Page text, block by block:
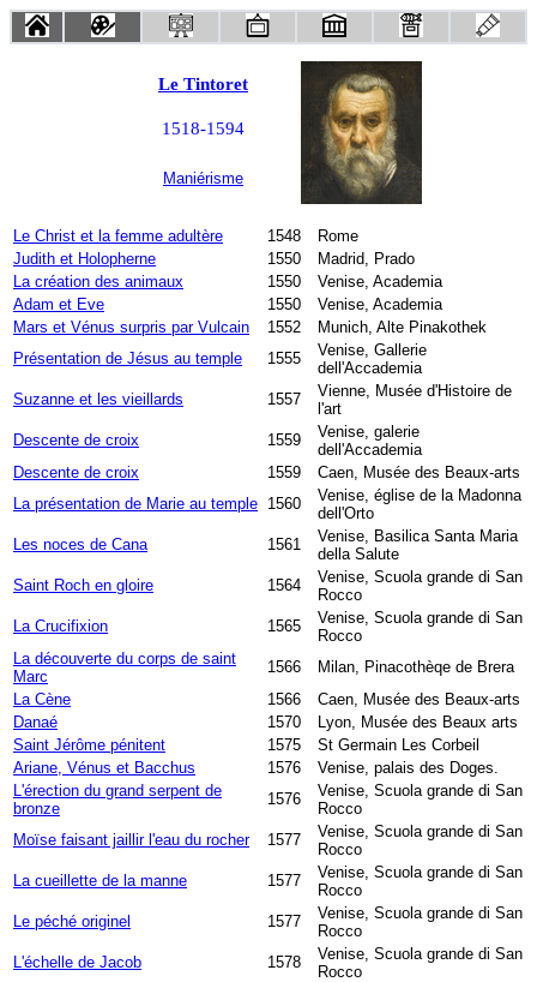
Le Tintoret
1518-1594
Maniérisme
Le Christ et la femme adultère 1548
Rome
Judith et Holopherne
1550
Madrid, Prado
La création des animaux
1550
Venise, Academia
Adam et Eve
1550
Venise, Academia
Mars et Vénus surpris par Vulcain
1552
Munich, Alte Pinakothek
Présentation de Jésus au temple
1555
Venise, Gallerie
dell'Accademia
Suzanne et les vieillards
1557
Vienne, Musée d'Histoire de
l'art
Descente de croix
1559
Venise, galerie
dell'Accademia
Descente de croix
1559
Caen, Musée des Beaux-arts
La présentation de Marie au temple 1560
Venise, église de la Madonna
dell'Orto
Les noces de Cana
1561
Venise, Basilica Santa Maria
della Salute
Saint Roch en gloire
1564
Venise, Scuola grande di San
Rocco
La Crucifixion
1565
Venise, Scuola grande di San
Rocco
La découverte du corps de saint
Marc
1566
Milan, Pinacothèqe de Brera
La Cène
1566
Caen, Musée des Beaux-arts
Danaé
1570
Lyon, Musée des Beaux arts
Saint Jérôme pénitent
1575
St Germain Les Corbeil
Ariane, Vénus et Bacchus
1576
Venise, palais des Doges.
L'érection du grand serpent de
bronze
1576
Venise, Scuola grande di San
Rocco
Moïse faisant jaillir l'eau du rocher
1577
Venise, Scuola grande di San
Rocco
La cueillette de la manne
1577
Venise, Scuola grande di San
Rocco
Le péché originel
1577
Venise, Scuola grande di San
Rocco
L'échelle de Jacob
1578
Venise, Scuola grande di San
Rocco